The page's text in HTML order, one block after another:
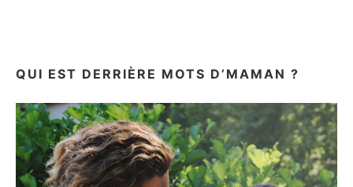
QUI EST DERRIÈRE MOTS D’MAMAN ?